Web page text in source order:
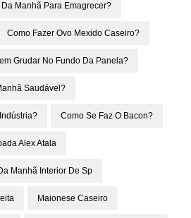
Manhã Para Emagrecer?
Como Fazer Ovo Mexido Caseiro?
Grudar No Fundo Da Panela?
Saudável?
Como Se Faz O Bacon?
Alex Atala
Manhã Interior De Sp
Maionese Caseiro